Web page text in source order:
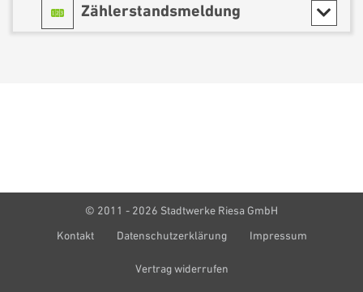
Zählerstandsmeldung
© 2011 - 2026 Stadtwerke Riesa GmbH
Kontakt
Datenschutzerklärung Impressum
Vertrag widerrufen